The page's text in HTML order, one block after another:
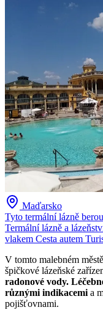
Maďarsko
Tyto termální lázně
Termální lázně a
vlakem Cesta autem
V tomto malebném
špičkové lázeňské
radonové vody.
různými indikacemi a
pojišťovnami.